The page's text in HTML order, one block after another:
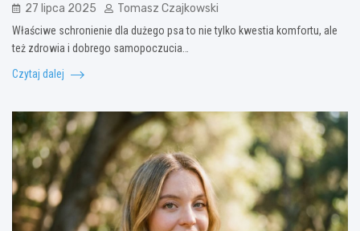
27 lipca 2025 Tomasz Czajkowski
Właściwe schronienie dla dużego psa to nie tylko kwestia komfortu, ale
też zdrowia i dobrego samopoczucia…
Czytaj dalej